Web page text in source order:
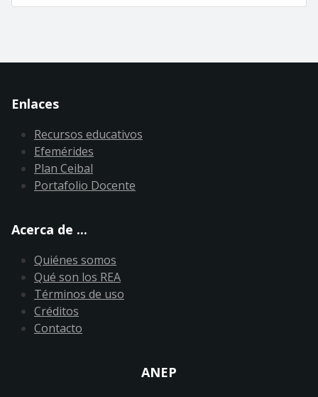
Enlaces
Recursos educativos
Efemérides
Plan Ceibal
Portafolio Docente
Acerca de ...
Quiénes somos
Qué son los REA
Términos de uso
Créditos
Contacto
ANEP